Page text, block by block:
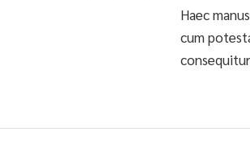
Haec
cum